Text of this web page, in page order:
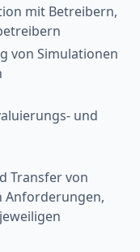
mit Betreibern,
von Simulationen
und
Transfer von
Anforderungen,